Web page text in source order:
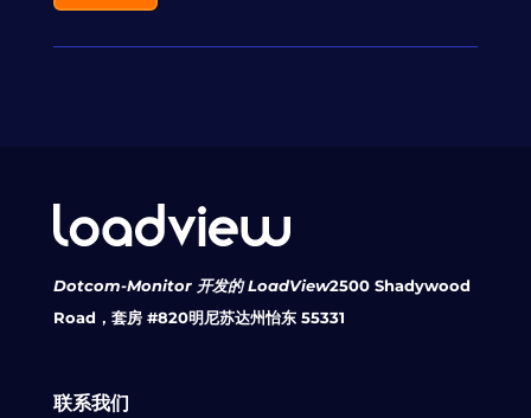
Dotcom-Monitor 开发的 LoadView2500 Shadywood
Road，套房 #820明尼苏达州怡东 55331
联系我们